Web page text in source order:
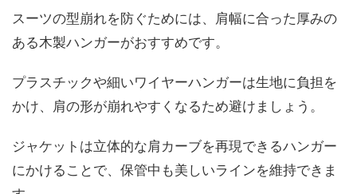
スーツの型崩れを防ぐためには、肩幅に合った厚みの
ある木製ハンガーがおすすめです。
プラスチックや細いワイヤーハンガーは生地に負担を
かけ、肩の形が崩れやすくなるため避けましょう。
ジャケットは立体的な肩カーブを再現できるハンガー
にかけることで、保管中も美しいラインを維持できま